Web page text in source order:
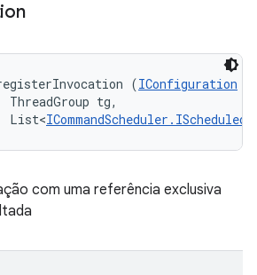
(IConfiguration
ThreadGroup tg,
List<
com uma referência exclusiva